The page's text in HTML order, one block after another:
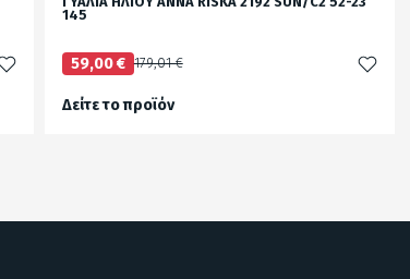
145
59,00 € 179,01 €
Δείτε το προϊόν